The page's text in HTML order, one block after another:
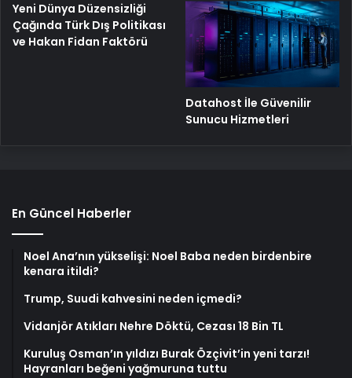
Yeni Dünya Düzensizliği
Çağında Türk Dış Politikası
ve Hakan Fidan Faktörü
Datahost İle Güvenilir
Sunucu Hizmetleri
En Güncel Haberler
Noel Ana’nın yükselişi: Noel Baba neden birdenbire
kenara itildi?
Trump, Suudi kahvesini neden içmedi?
Vidanjör Atıkları Nehre Döktü, Cezası 18 Bin TL
Kuruluş Osman’ın yıldızı Burak Özçivit’in yeni tarzı!
Hayranları beğeni yağmuruna tuttu